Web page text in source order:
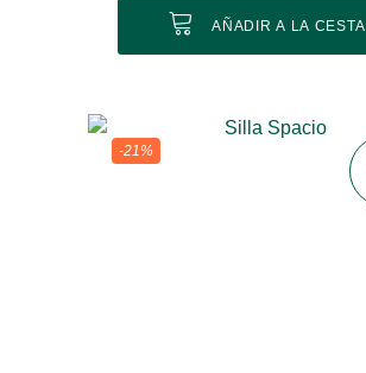
AÑADIR A LA CESTA
-21%